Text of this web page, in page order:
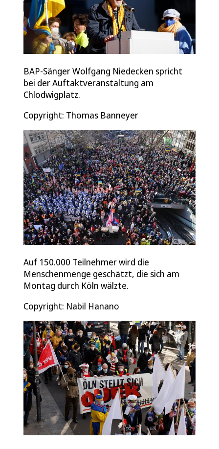
BAP-Sänger Wolfgang Niedecken spricht
bei der Auftaktveranstaltung am
Chlodwigplatz.
Copyright: Thomas Banneyer
Auf 150.000 Teilnehmer wird die
Menschenmenge geschätzt, die sich am
Montag durch Köln wälzte.
Copyright: Nabil Hanano